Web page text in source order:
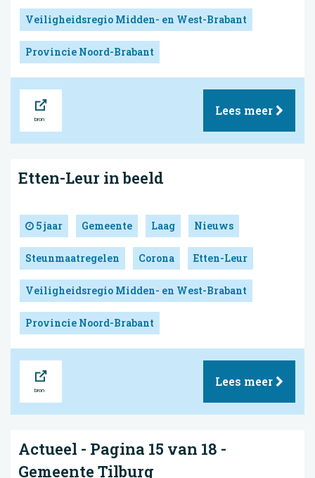
Veiligheidsregio Midden- en West-Brabant
Provincie Noord-Brabant
Lees meer
Etten-Leur in beeld
5 jaar Gemeente Laag Nieuws
Steunmaatregelen Corona Etten-Leur
Veiligheidsregio Midden- en West-Brabant
Provincie Noord-Brabant
Lees meer
Actueel - Pagina 15 van 18 -
Gemeente Tilburg